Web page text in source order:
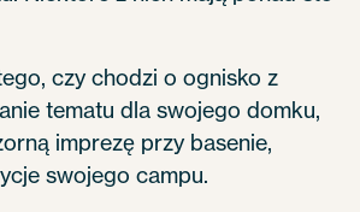
czy chodzi o ognisko z
tematu dla swojego domku,
imprezę przy basenie,
swojego campu.